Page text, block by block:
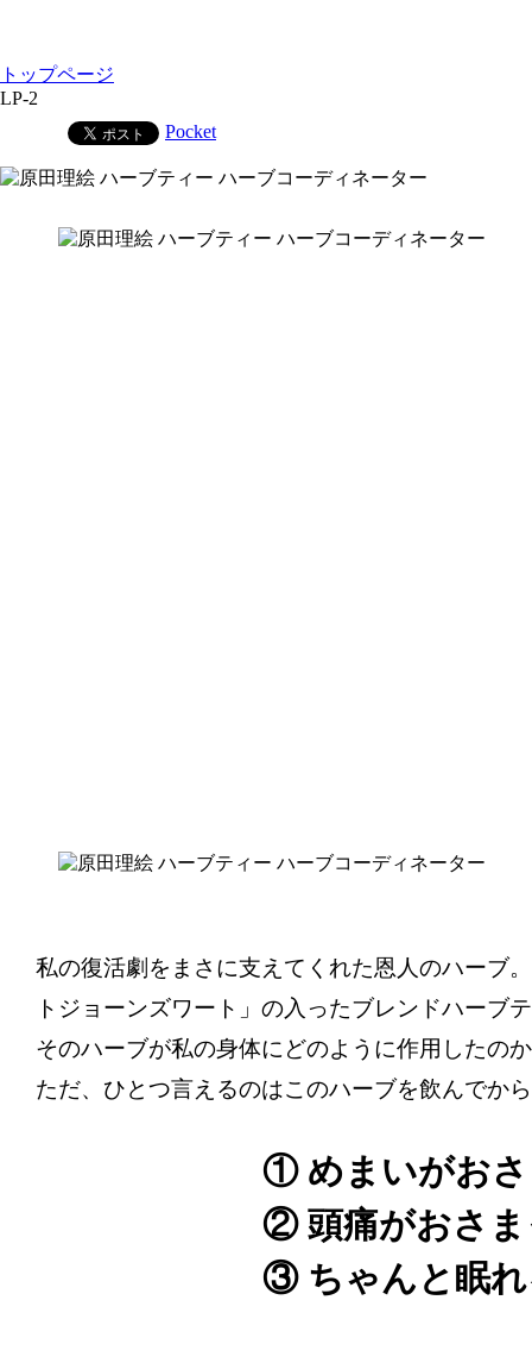
トップページ
LP-2
Pocket
私の復活劇をまさに支えてくれた恩人のハーブ
トジョーンズワート」の入ったブレンドハーブ
そのハーブが私の身体にどのように作用したの
ただ、ひとつ言えるのはこのハーブを飲んでか
① めまいがお
② 頭痛がおさま
③ ちゃんと眠